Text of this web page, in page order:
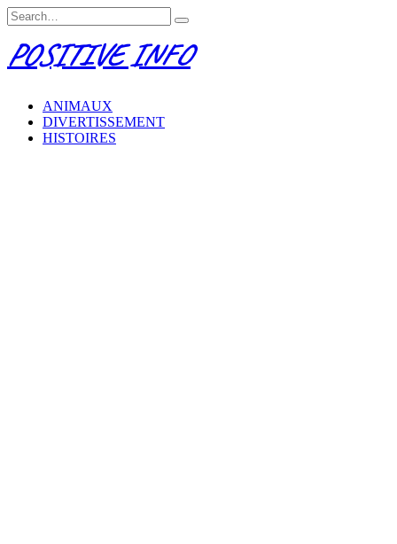
Skip
to
content
Search
for:
POSITIVE INFO
ANIMAUX
DIVERTISSEMENT
HISTOIRES